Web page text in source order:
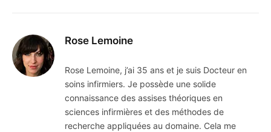
Rose Lemoine
Rose Lemoine, j’ai 35 ans et je suis Docteur en
soins infirmiers. Je possède une solide
connaissance des assises théoriques en
sciences infirmières et des méthodes de
recherche appliquées au domaine. Cela me